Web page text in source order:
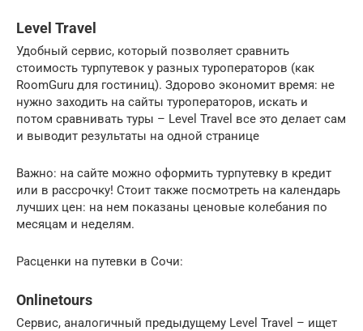
Level Travel
Удобный сервис, который позволяет сравнить
стоимость турпутевок у разных туроператоров (как
RoomGuru для гостиниц). Здорово экономит время: не
нужно заходить на сайты туроператоров, искать и
потом сравнивать туры – Level Travel все это делает сам
и выводит результаты на одной странице
Важно: на сайте можно оформить турпутевку в кредит
или в рассрочку! Стоит также посмотреть на календарь
лучших цен: на нем показаны ценовые колебания по
месяцам и неделям.
Расценки на путевки в Сочи:
Onlinetours
Сервис, аналогичный предыдущему Level Travel – ищет